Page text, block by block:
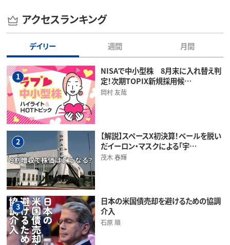
アクセスランキング
デイリー 週間 月間
1
NISAで中小型株 8月末に入れ替え判
定！次期TOPIX新規採用候…
岡村 友哉
2
【解説】スペースX初決算！ベールを脱い
だイーロン・マスクによる「宇…
茂木 春輝
3
日本の米国債売却を避けるための協調
介入
石原 順